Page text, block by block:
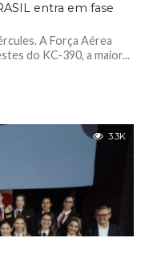
entra em fase
A Força Aérea
do KC-390, a maior...
3.3K